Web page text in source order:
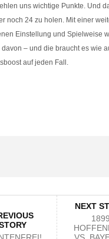
uns wichtige Punkte. Und
noch 24 zu holen. Mit einer
Einstellung und Spielweise
– und die braucht es wie
auf jeden Fall.
NEXT
1899
VS.